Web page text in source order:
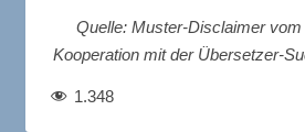
Quelle: Muster-Disclaimer vom
Kooperation mit der Übersetzer-
1.348